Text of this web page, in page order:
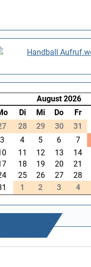
August 2026
Di Mi Do Fr
28 29 30 31
3
4 5 6 7
11 12 13 14
18 19 20 21
25 26 27 28
1 2 3 4